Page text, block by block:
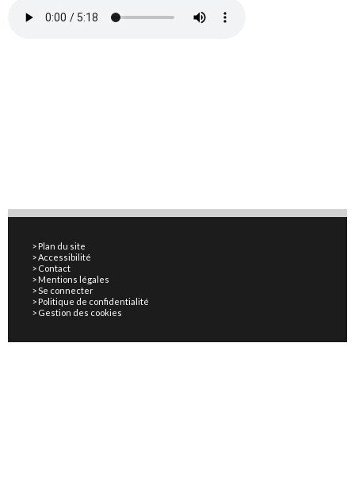
Plan du site
Accessibilité
Contact
Mentions légales
Se connecter
Politique de confidentialité
Gestion des cookies